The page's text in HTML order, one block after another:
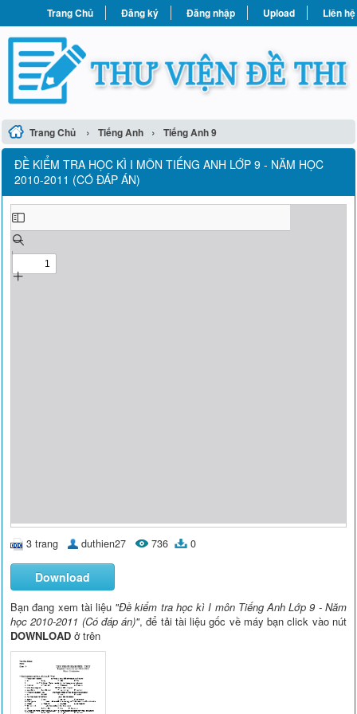
Trang Chủ Đăng ký Đăng nhập Upload Liên hệ
Trang Chủ › Tiếng Anh › Tiếng Anh 9
ĐỀ KIỂM TRA HỌC KÌ I MÔN TIẾNG ANH LỚP 9 - NĂM HỌC
2010-2011 (CÓ ĐÁP ÁN)
3 trang duthien27 736 0
Download
Bạn đang xem tài liệu "Đề kiểm tra học kì I môn Tiếng Anh Lớp 9 - Năm
học 2010-2011 (Có đáp án)", để tải tài liệu gốc về máy bạn click vào nút
DOWNLOAD ở trên